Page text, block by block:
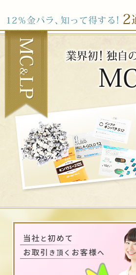
2022/08/01 新着 プライバシーマ
詳細をみる
2021/11/01 歯科用金属材料
只今キャンペーン特典
サポートセン
この度、フジデンタル
詳細をみる
新着 毎週火曜日は金
詳細をみる
消費税率改定
この度、消費税及び地方
詳細をみる